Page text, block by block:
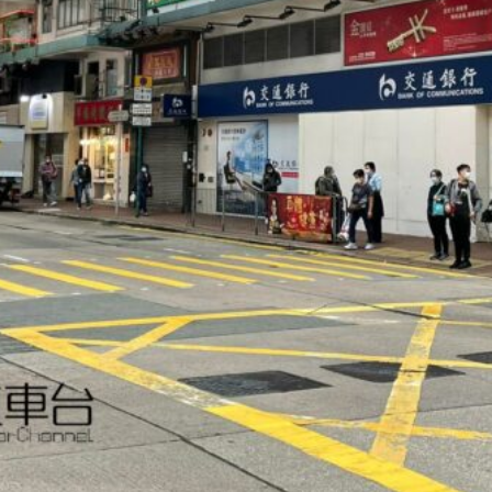
路荔景新出口日日撞，預咗㗎啦 交通評論